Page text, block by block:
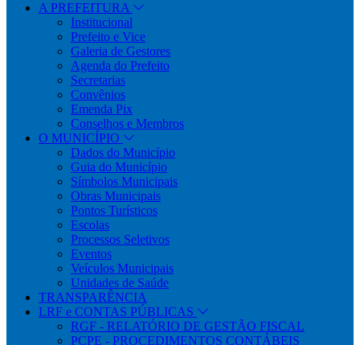
A PREFEITURA
Institucional
Prefeito e Vice
Galeria de Gestores
Agenda do Prefeito
Secretarias
Convênios
Emenda Pix
Conselhos e Membros
O MUNICÍPIO
Dados do Município
Guia do Município
Símbolos Municipais
Obras Municipais
Pontos Turísticos
Escolas
Processos Seletivos
Eventos
Veículos Municipais
Unidades de Saúde
TRANSPARÊNCIA
LRF e CONTAS PÚBLICAS
RGF - RELATÓRIO DE GESTÃO FISCAL
PCPE - PROCEDIMENTOS CONTÁBEIS